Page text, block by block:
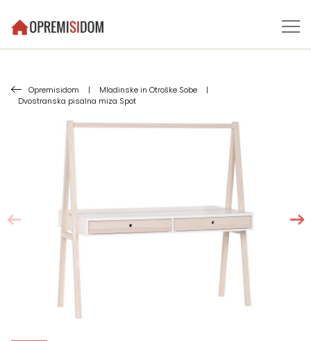
Opremisidom | Mladinske in Otroške Sobe
|
Dvostranska pisalna miza Spot